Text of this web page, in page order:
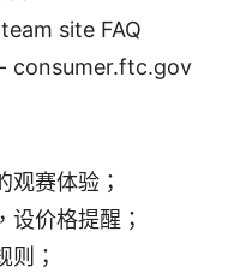
site FAQ
consumer.ftc.gov
观赛体验；
设价格提醒；
则；